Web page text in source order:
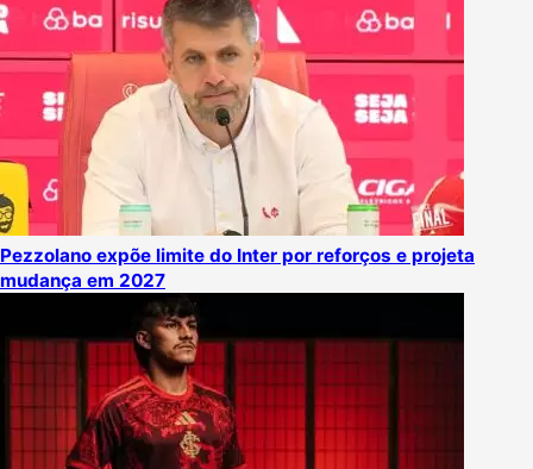
Pezzolano expõe limite do Inter por reforços e projeta
mudança em 2027